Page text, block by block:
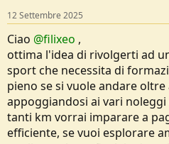
s
:
12 Settembre 2025
Ciao @filixeo ,
ottima l'idea di rivolgerti ad
sport che necessita di
pieno se si vuole andare
appoggiandosi ai vari
tanti km vorrai imparare a
efficiente, se vuoi esplorare